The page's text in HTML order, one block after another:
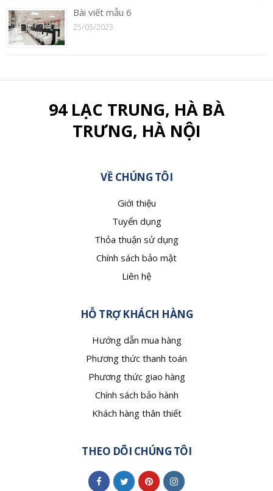
Bài viết mẫu 6
25/05/2023
94 LẠC TRUNG, HÀ BÀ
TRƯNG, HÀ NỘI
VỀ CHÚNG TÔI
Giới thiệu
Tuyển dụng
Thỏa thuận sử dụng
Chính sách bảo mật
Liên hệ
HỖ TRỢ KHÁCH HÀNG
Hướng dẫn mua hàng
Phương thức thanh toán
Phương thức giao hàng
Chính sách bảo hành
Khách hàng thân thiết
THEO DÕI CHÚNG TÔI